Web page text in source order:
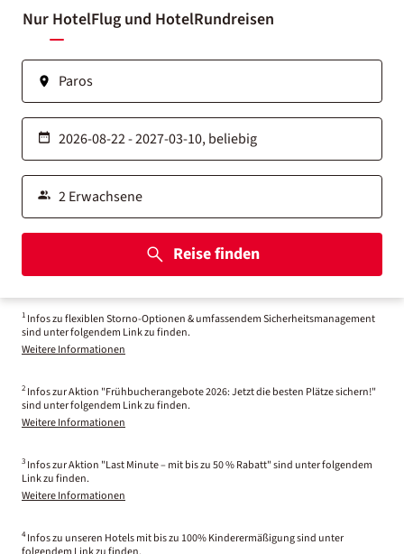
Nur HotelFlug und HotelRundreisen
Reise finden
1 Infos zu flexiblen Storno-Optionen & umfassendem Sicherheitsmanagement
sind unter folgendem Link zu finden.
Weitere Informationen
2 Infos zur Aktion "Frühbucherangebote 2026: Jetzt die besten Plätze sichern!"
sind unter folgendem Link zu finden.
Weitere Informationen
3 Infos zur Aktion "Last Minute – mit bis zu 50 % Rabatt" sind unter folgendem
Link zu finden.
Weitere Informationen
4 Infos zu unseren Hotels mit bis zu 100% Kinderermäßigung sind unter